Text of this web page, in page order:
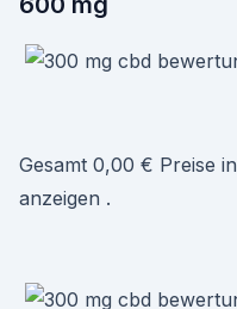
Gesamt 0,00 € Preise
anzeigen .